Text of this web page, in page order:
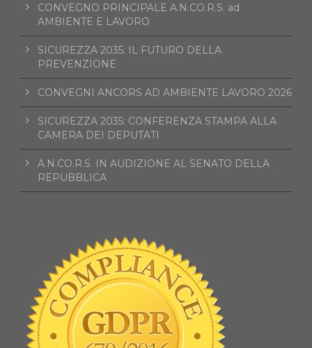
CONVEGNO PRINCIPALE A.N.CO.R.S. ad
AMBIENTE E LAVORO
SICUREZZA 2035: IL FUTURO DELLA
PREVENZIONE
CONVEGNI ANCORS AD AMBIENTE LAVORO 2026
SICUREZZA 2035: CONFERENZA STAMPA ALLA
CAMERA DEI DEPUTATI
A.N.CO.R.S. IN AUDIZIONE AL SENATO DELLA
REPUBBLICA